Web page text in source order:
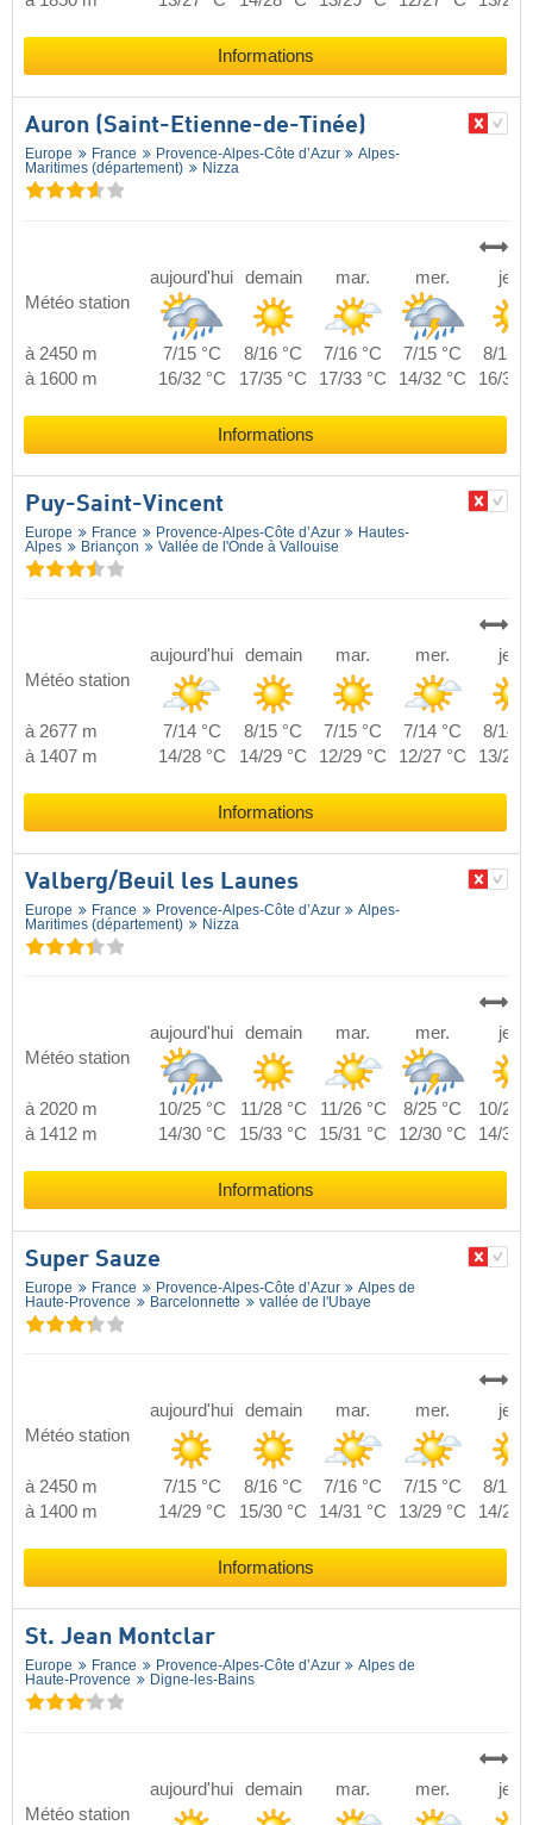
Informations
Auron (Saint-Etienne-de-Tinée)
Europe France Provence-Alpes-Côte d’Azur
Alpes-
Maritimes (département)
Nizza
Météo station
aujourd'hui demain mar. mer. jeu.
à 2450 m 7/15 °C 8/16 °C 7/16 °C 7/15 °C
8/15
à 1600 m
16/32 °C 17/35 °C 17/33 °C 14/32 °C 16/34
Informations
Puy-Saint-Vincent
Europe France Provence-Alpes-Côte d’Azur
Hautes-
Alpes
Briançon Vallée de l'Onde à Vallouise
Météo station
aujourd'hui demain mar. mer. jeu.
à 2677 m 7/14 °C 8/15 °C 7/15 °C 7/14 °C
8/14
à 1407 m
14/28 °C 14/29 °C 12/29 °C 12/27 °C 13/28
Informations
Valberg/​Beuil les Launes
Europe France Provence-Alpes-Côte d’Azur
Alpes-
Maritimes (département)
Nizza
Météo station
aujourd'hui demain mar. mer. jeu.
à 2020 m 10/25 °C 11/28 °C 11/26 °C 8/25 °C
10/27
à 1412 m
14/30 °C 15/33 °C 15/31 °C 12/30 °C 14/32
Informations
Super Sauze
Europe France Provence-Alpes-Côte d’Azur
Alpes de
Haute-Provence
Barcelonnette vallée de l'Ubaye
Météo station
aujourd'hui demain mar. mer. jeu.
à 2450 m 7/15 °C 8/16 °C 7/16 °C 7/15 °C
8/15
à 1400 m
14/29 °C 15/30 °C 14/31 °C 13/29 °C 14/29
Informations
St. Jean Montclar
Europe France Provence-Alpes-Côte d’Azur
Alpes de
Haute-Provence
Digne-les-Bains
Météo station
aujourd'hui demain mar. mer. jeu.